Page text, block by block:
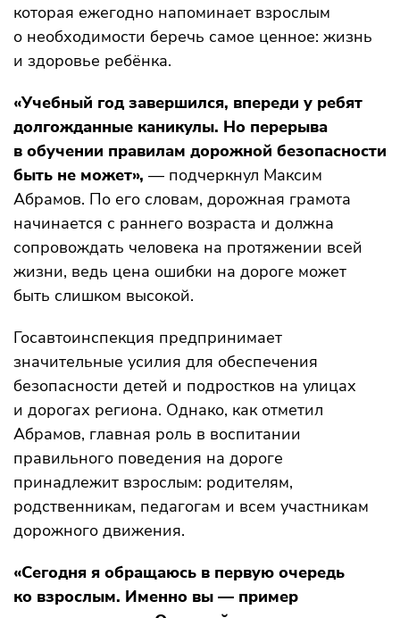
которая ежегодно напоминает взрослым
о необходимости беречь самое ценное: жизнь
и здоровье ребёнка.
«Учебный год завершился, впереди у ребят
долгожданные каникулы. Но перерыва
в обучении правилам дорожной безопасности
быть не может», — подчеркнул Максим
Абрамов. По его словам, дорожная грамота
начинается с раннего возраста и должна
сопровождать человека на протяжении всей
жизни, ведь цена ошибки на дороге может
быть слишком высокой.
Госавтоинспекция предпринимает
значительные усилия для обеспечения
безопасности детей и подростков на улицах
и дорогах региона. Однако, как отметил
Абрамов, главная роль в воспитании
правильного поведения на дороге
принадлежит взрослым: родителям,
родственникам, педагогам и всем участникам
дорожного движения.
«Сегодня я обращаюсь в первую очередь
ко взрослым. Именно вы — пример